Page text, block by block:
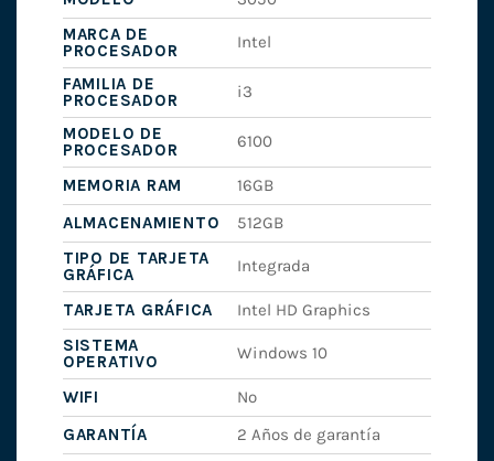
MARCA DE
PROCESADOR
Intel
FAMILIA DE
PROCESADOR
i3
MODELO DE
PROCESADOR
6100
MEMORIA RAM
16GB
ALMACENAMIENTO
512GB
TIPO DE TARJETA
GRÁFICA
Integrada
TARJETA GRÁFICA
Intel HD Graphics
SISTEMA
OPERATIVO
Windows 10
WIFI
No
GARANTÍA
2 Años de garantía